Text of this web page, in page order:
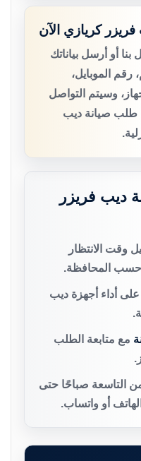
كريازي الآن
أو أرسل بياناتك
رقم الموبايل،
وسيتم التواصل
طلب صيانة ديب
ديب فريزر
وقت الانتظار
حسب المحافظة.
أداء أجهزة ديب
مع متابعة الطلب
التاسعة صباحًا حتى
أو واتساب.